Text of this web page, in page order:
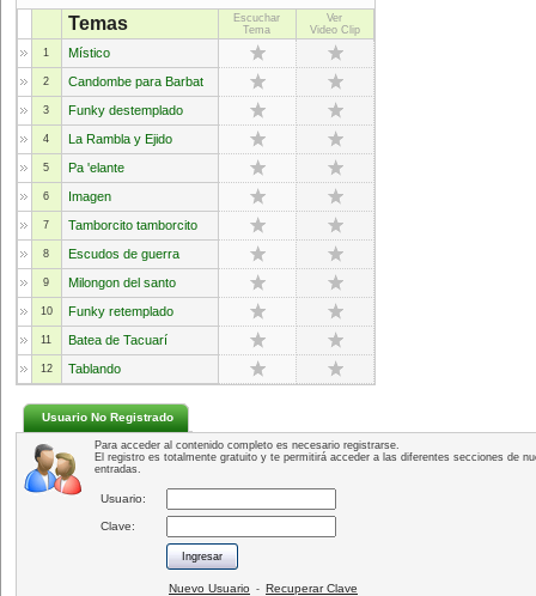
Temas
Escuchar
Tema
Ver
Video Clip
1
Místico
2 Candombe para Barbat
3 Funky destemplado
4 La Rambla y Ejido
5 Pa 'elante
6 Imagen
7 Tamborcito tamborcito
8 Escudos de guerra
9 Milongon del santo
10 Funky retemplado
11 Batea de Tacuarí
12 Tablando
Usuario No Registrado
Para acceder al contenido completo es necesario registrarse.
El registro es totalmente gratuito y te permitirá acceder a las diferentes secciones de
entradas.
Usuario:
Clave:
Nuevo Usuario - Recuperar Clave